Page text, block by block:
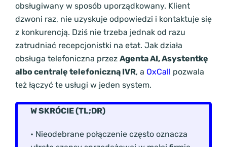
obsługiwany w sposób uporządkowany. Klient
dzwoni raz, nie uzyskuje odpowiedzi i kontaktuje się
z konkurencją. Dziś nie trzeba jednak od razu
zatrudniać recepcjonistki na etat. Jak działa
obsługa telefoniczna przez Agenta AI, Asystentkę
albo centralę telefoniczną IVR, a OxCall pozwala
też łączyć te usługi w jeden system.
W SKRÓCIE (TL;DR)
• Nieodebrane połączenie często oznacza